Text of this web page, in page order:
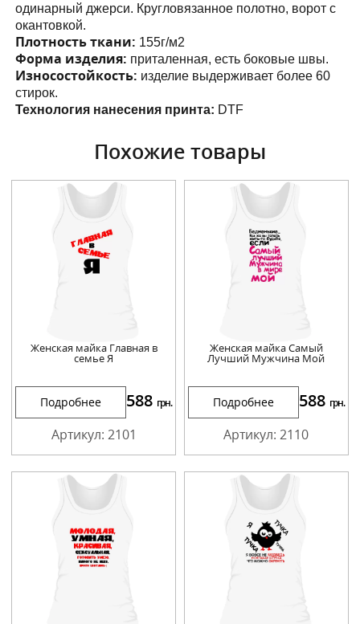
одинарный джерси. Кругловязанное полотно, ворот с
окантовкой.
Плотность ткани: 155г/м2
Форма изделия: приталенная, есть боковые швы.
Износостойкость: изделие выдерживает более 60
стирок.
Технология нанесения принта: DTF
Похожие товары
Женская майка Главная в
семье Я
Подробнее 588 грн.
Артикул: 2101
Женская майка Самый
Лучший Мужчина Мой
Подробнее 588 грн.
Артикул: 2110